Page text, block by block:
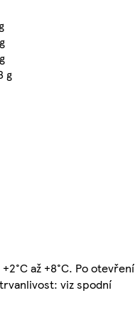
g
až +8°C. Po otevření
viz spodní